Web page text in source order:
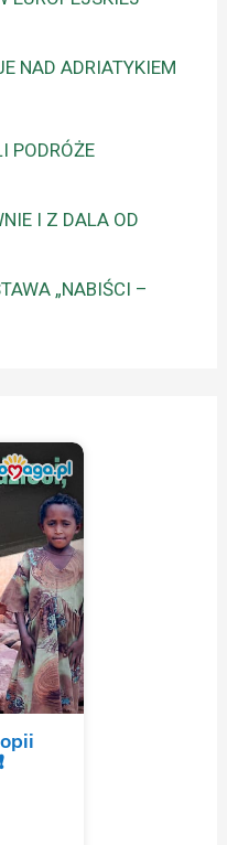
NAD ADRIATYKIEM
PODRÓŻE
I Z DALA OD
„NABIŚCI –